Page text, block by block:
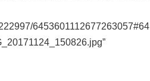
6453601112677263057#64